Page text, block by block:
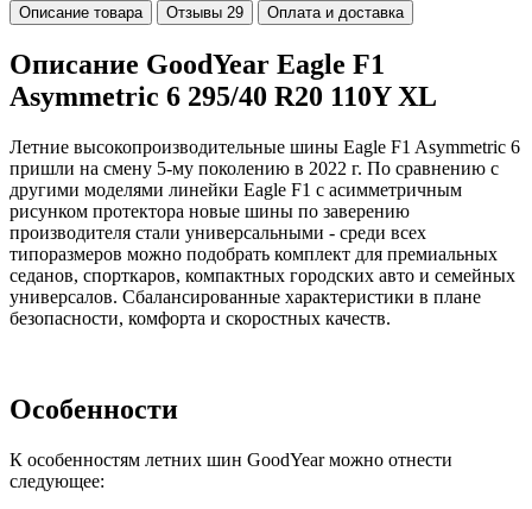
Описание товара Отзывы 29 Оплата и доставка
Описание GoodYear Eagle F1
Asymmetric 6 295/40 R20 110Y XL
Летние высокопроизводительные шины Eagle F1 Asymmetric 6
пришли на смену 5-му поколению в 2022 г. По сравнению с
другими моделями линейки Eagle F1 с асимметричным
рисунком протектора новые шины по заверению
производителя стали универсальными - среди всех
типоразмеров можно подобрать комплект для премиальных
седанов, спорткаров, компактных городских авто и семейных
универсалов. Сбалансированные характеристики в плане
безопасности, комфорта и скоростных качеств.
Особенности
К особенностям летних шин GoodYear можно отнести
следующее: